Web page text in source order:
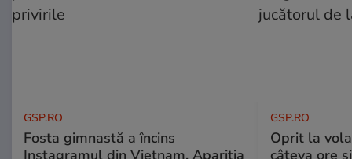
GSP.RO
Fosta gimnastă a încins
Instagramul din Vietnam. Apariția
GSP.RO
Oprit la
câteva ore